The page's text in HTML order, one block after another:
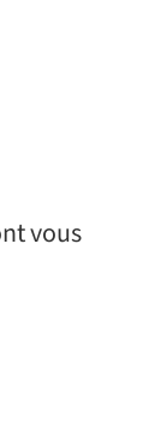
vous